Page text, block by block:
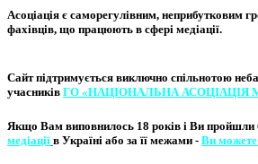
Асоціація є саморегулівним, неприбутковим
фахівців, що працюють в сфері медіації. ​
Сайт підтримується виключно спільнотою
учасників ГО «НАЦІОНАЛЬНА АСОЦІ​АЦІЯ
Якщо Вам виповнилось 18 років і Ви пройшли
медіації в Україні або за її межами - Ви можете